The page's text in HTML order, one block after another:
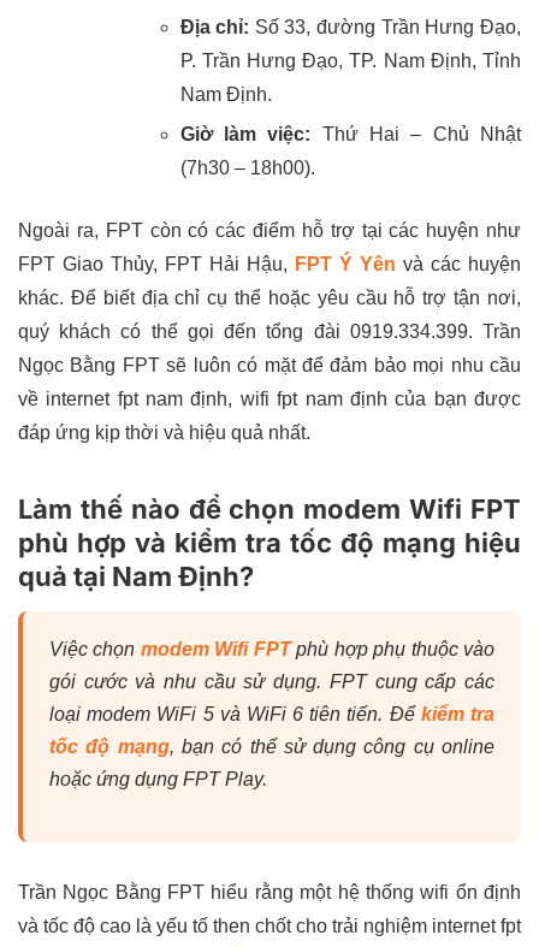
Địa chỉ: Số 33, đường Trần Hưng Đạo,
P. Trần Hưng Đạo, TP. Nam Định, Tỉnh
Nam Định.
Giờ làm việc: Thứ Hai – Chủ Nhật
(7h30 – 18h00).
Ngoài ra, FPT còn có các điểm hỗ trợ tại các huyện như
FPT Giao Thủy, FPT Hải Hậu, FPT Ý Yên và các huyện
khác. Để biết địa chỉ cụ thể hoặc yêu cầu hỗ trợ tận nơi,
quý khách có thể gọi đến tổng đài 0919.334.399. Trần
Ngọc Bằng FPT sẽ luôn có mặt để đảm bảo mọi nhu cầu
về internet fpt nam định, wifi fpt nam định của bạn được
đáp ứng kịp thời và hiệu quả nhất.
Làm thế nào để chọn modem Wifi FPT
phù hợp và kiểm tra tốc độ mạng hiệu
quả tại Nam Định?
Việc chọn modem Wifi FPTphù hợp phụ thuộc vào
gói cước và nhu cầu sử dụng. FPT cung cấp các
loại modem WiFi 5 và WiFi 6 tiên tiến. Để kiểm tra
tốc độ mạng, bạn có thể sử dụng công cụ online
hoặc ứng dụng FPT Play.
Trần Ngọc Bằng FPT hiểu rằng một hệ thống wifi ổn định
và tốc độ cao là yếu tố then chốt cho trải nghiệm internet fpt